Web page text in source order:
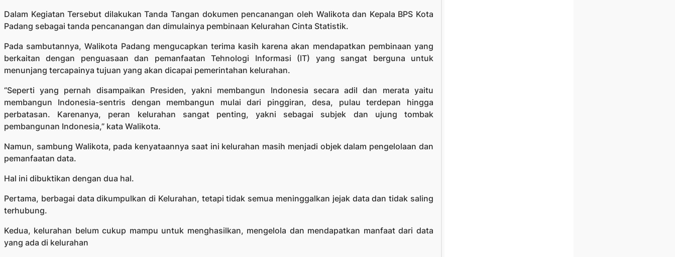
Dalam Kegiatan Tersebut dilakukan Tanda Tangan dokumen pencanangan oleh Walikota dan Kepala BPS Kota
Padang sebagai tanda pencanangan dan dimulainya pembinaan Kelurahan Cinta Statistik.
Pada sambutannya, Walikota Padang mengucapkan terima kasih karena akan mendapatkan pembinaan yang
berkaitan dengan penguasaan dan pemanfaatan Tehnologi Informasi (IT) yang sangat berguna untuk
menunjang tercapainya tujuan yang akan dicapai pemerintahan kelurahan.
“Seperti yang pernah disampaikan Presiden, yakni membangun Indonesia secara adil dan merata yaitu
membangun Indonesia-sentris dengan membangun mulai dari pinggiran, desa, pulau terdepan hingga
perbatasan. Karenanya, peran kelurahan sangat penting, yakni sebagai subjek dan ujung tombak
pembangunan Indonesia,” kata Walikota.
Namun, sambung Walikota, pada kenyataannya saat ini kelurahan masih menjadi objek dalam pengelolaan dan
pemanfaatan data.
Hal ini dibuktikan dengan dua hal.
Pertama, berbagai data dikumpulkan di Kelurahan, tetapi tidak semua meninggalkan jejak data dan tidak saling
terhubung.
Kedua, kelurahan belum cukup mampu untuk menghasilkan, mengelola dan mendapatkan manfaat dari data
yang ada di kelurahan